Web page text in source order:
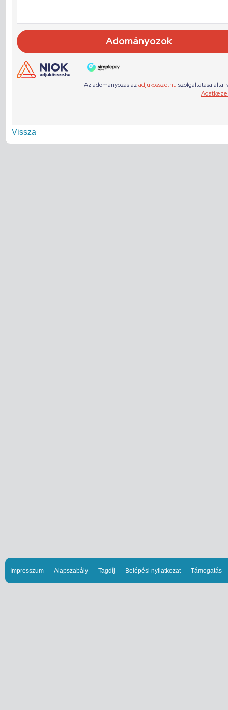
Vissza
Impresszum Alapszabály Tagdíj Belépési nyilatkozat Támogatás